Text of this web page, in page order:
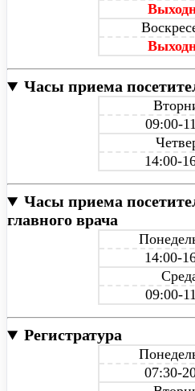
Часы приема
09:00-
14:00-
Часы приема
главного врача
14:00-
09:00-
Регистратура
07:30-